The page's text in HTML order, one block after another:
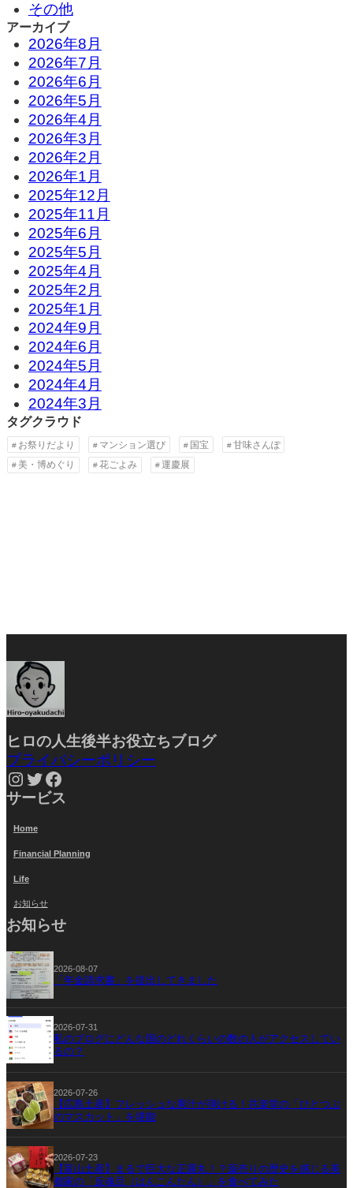
その他
アーカイブ
2026年8月
2026年7月
2026年6月
2026年5月
2026年4月
2026年3月
2026年2月
2026年1月
2025年12月
2025年11月
2025年6月
2025年5月
2025年4月
2025年2月
2025年1月
2024年9月
2024年6月
2024年5月
2024年4月
2024年3月
タグクラウド
お祭りだより マンション選び 国宝
甘味さんぽ
美・博めぐり
花ごよみ 運慶展
ヒロの人生後半お役立ちブログ
プライバシーポリシー
Instagram Twitter Facebook
サービス
Home
Financial Planning
Life
お知らせ
お知らせ
2026-08-07
「年金請求書」を提出してきました
2026-07-31
私のブログにどんな国のどれくらいの数の人がアクセスしてい
るの？
2026-07-26
【広島土産】フレッシュな果汁が弾ける！共楽堂の「ひとつぶ
のマスカット」を堪能
2026-07-23
【富山土産】まるで巨大な正露丸！？薬売りの歴史を感じる美
都家の「反魂旦（はんこんたん）」を食べてみた